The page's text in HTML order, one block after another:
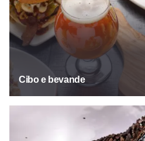
Cibo e bevande